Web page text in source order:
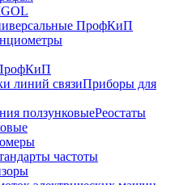
ПрофКиП
Приборы для
Реостаты
частоты